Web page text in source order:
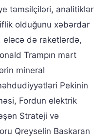
təmsilçiləri, analitiklər
olduğunu xəbərdar
eləcə də raketlərdə,
Trampın mart
mineral
Pekinin
Fordun elektrik
Strateji və
Qreyselin Baskaran